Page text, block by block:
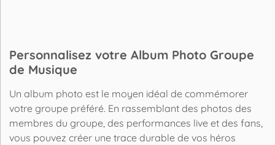
Personnalisez votre Album Photo Groupe
de Musique
Un album photo est le moyen idéal de commémorer
votre groupe préféré. En rassemblant des photos des
membres du groupe, des performances live et des fans,
vous pouvez créer une trace durable de vos héros